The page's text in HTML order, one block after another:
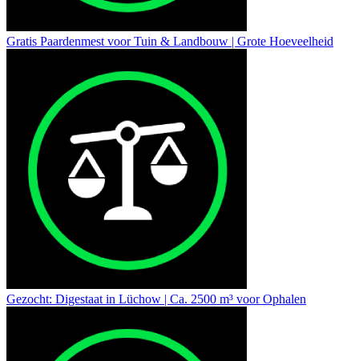
Gratis Paardenmest voor Tuin & Landbouw | Grote Hoeveelheid
Gezocht: Digestaat in Lüchow | Ca. 2500 m³ voor Ophalen